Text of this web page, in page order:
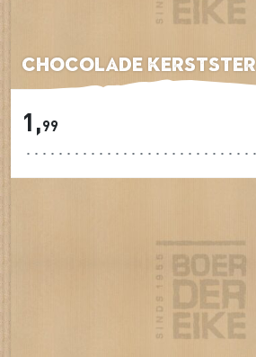
Chocolade Kerstster
1,99